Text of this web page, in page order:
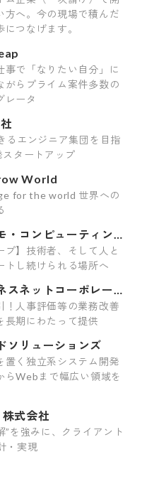
方へ。今の現場で積んだ
つなげます。
事で「なりたい自分」に
がらプライム案件多数の
レータ
るエンジニア集団を目指
スタートアップ
World
for the world 世界への
・コンピューティング
プ】技術者、そして人と
トし続けられる場所へ
スネットコーポレーシ
！人事評価等の業務改善
長期にわたって提供
ソリューションズ
置く独立系システム開発
らWebまで幅広い領域を
式会社
”を強みに、クライアント
・実現